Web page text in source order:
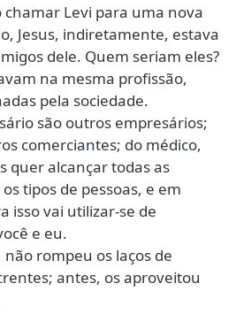
chamar Levi para uma nova
Jesus, indiretamente, estava
dele. Quem seriam eles?
na mesma profissão,
pela sociedade.
são outros empresários;
comerciantes; do médico,
quer alcançar todas as
tipos de pessoas, e em
isso vai utilizar-se de
e eu.
rompeu os laços de
antes, os aproveitou